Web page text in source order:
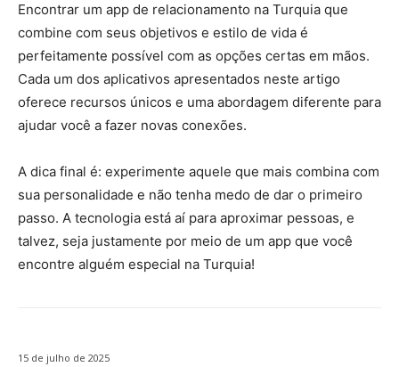
Encontrar um app de relacionamento na Turquia que
combine com seus objetivos e estilo de vida é
perfeitamente possível com as opções certas em mãos.
Cada um dos aplicativos apresentados neste artigo
oferece recursos únicos e uma abordagem diferente para
ajudar você a fazer novas conexões.
A dica final é: experimente aquele que mais combina com
sua personalidade e não tenha medo de dar o primeiro
passo. A tecnologia está aí para aproximar pessoas, e
talvez, seja justamente por meio de um app que você
encontre alguém especial na Turquia!
15 de julho de 2025